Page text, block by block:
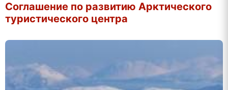
Соглашение по развитию Арктического
туристического центра